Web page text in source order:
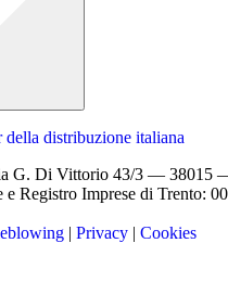
della distribuzione italiana
G. Di Vittorio 43/3 — 38015
e Registro Imprese di Trento:
| Privacy | Cookies